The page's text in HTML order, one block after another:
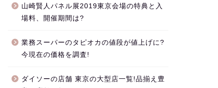
山崎賢人パネル展2019東京会場の特典と入
場料、開催期間は?
業務スーパーのタピオカの値段が値上げに?
今現在の価格を調査!
ダイソーの店舗 東京の大型店一覧!品揃え豊